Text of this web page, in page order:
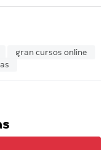
gran cursos online